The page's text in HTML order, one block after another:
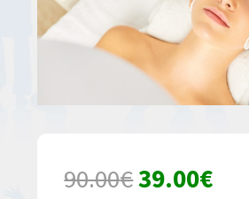
90.00€El
39.00€El